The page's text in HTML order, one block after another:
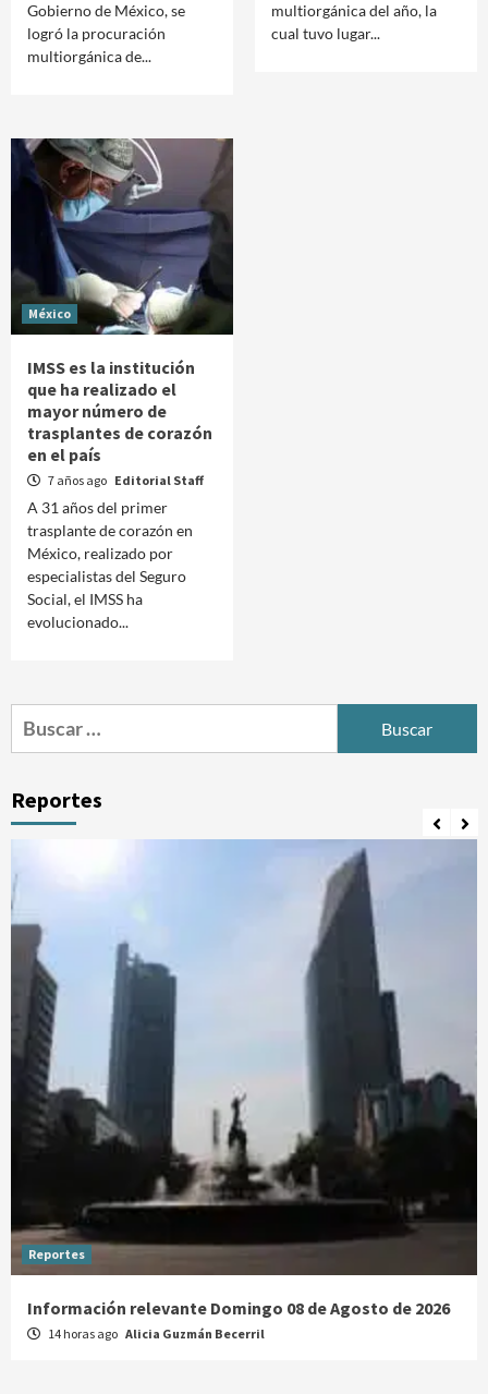
Gobierno de México, se
logró la procuración
multiorgánica de...
multiorgánica del año, la
cual tuvo lugar...
México
IMSS es la institución
que ha realizado el
mayor número de
trasplantes de corazón
en el país
7 años ago Editorial Staff
A 31 años del primer
trasplante de corazón en
México, realizado por
especialistas del Seguro
Social, el IMSS ha
evolucionado...
Buscar:
Reportes
Reportes
Información relevante Domingo 08 de Agosto de 2026
14 horas ago Alicia Guzmán Becerril